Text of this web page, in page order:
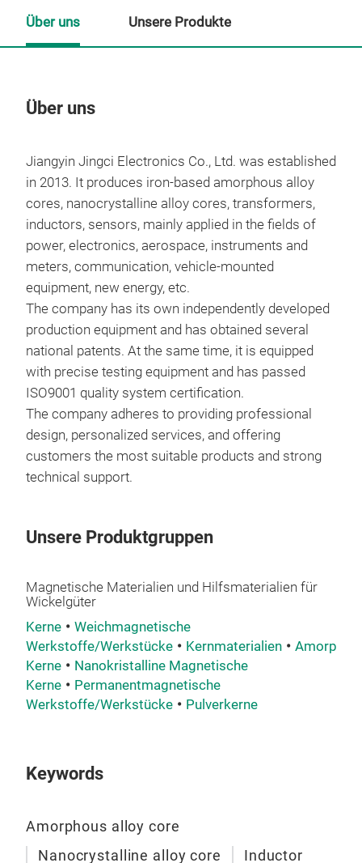
Über uns
Jiangyin Jingci Electronics Co., Ltd. was established
in 2013. It produces iron-based amorphous alloy
cores, nanocrystalline alloy cores, transformers,
inductors, sensors, mainly applied in the fields of
power, electronics, aerospace, instruments and
meters, communication, vehicle-mounted
equipment, new energy, etc.
The company has its own independently developed
production equipment and has obtained several
national patents. At the same time, it is equipped
with precise testing equipment and has passed
ISO9001 quality system certification.
The company adheres to providing professional
design, personalized services, and offering
customers the most suitable products and strong
technical support.
Unsere Produktgruppen
Magnetische Materialien und Hilfsmaterialien für
Wickelgüter
Kerne
Weichmagnetische
Werkstoffe/Werkstücke
Kernmaterialien
Kerne
Nanokristalline Magnetische
Kerne
Permanentmagnetische
Werkstoffe/Werkstücke
Pulverkerne
Keywords
Amorphous alloy core
Nanocrystalline alloy core
Inductor
Über uns Unsere Produkte